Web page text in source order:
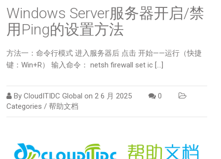
Windows Server服务器开启/禁
用Ping的设置方法
方法一：命令行模式 进入服务器后 点击 开始——运行（快捷
键：Win+R） 输入命令： netsh firewall set ic […]
ByCloudITIDC Global on2 6 月 2025
0
Categories /帮助文档